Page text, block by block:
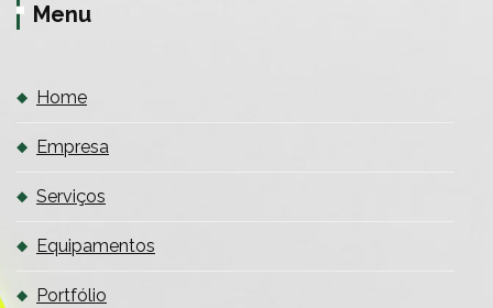
Menu
Home
Empresa
Serviços
Equipamentos
Portfólio